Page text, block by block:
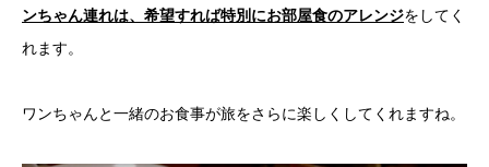
ンちゃん連れは、希望すれば特別にお部屋食のアレンジをしてく
れます。
ワンちゃんと一緒のお食事が旅をさらに楽しくしてくれますね。